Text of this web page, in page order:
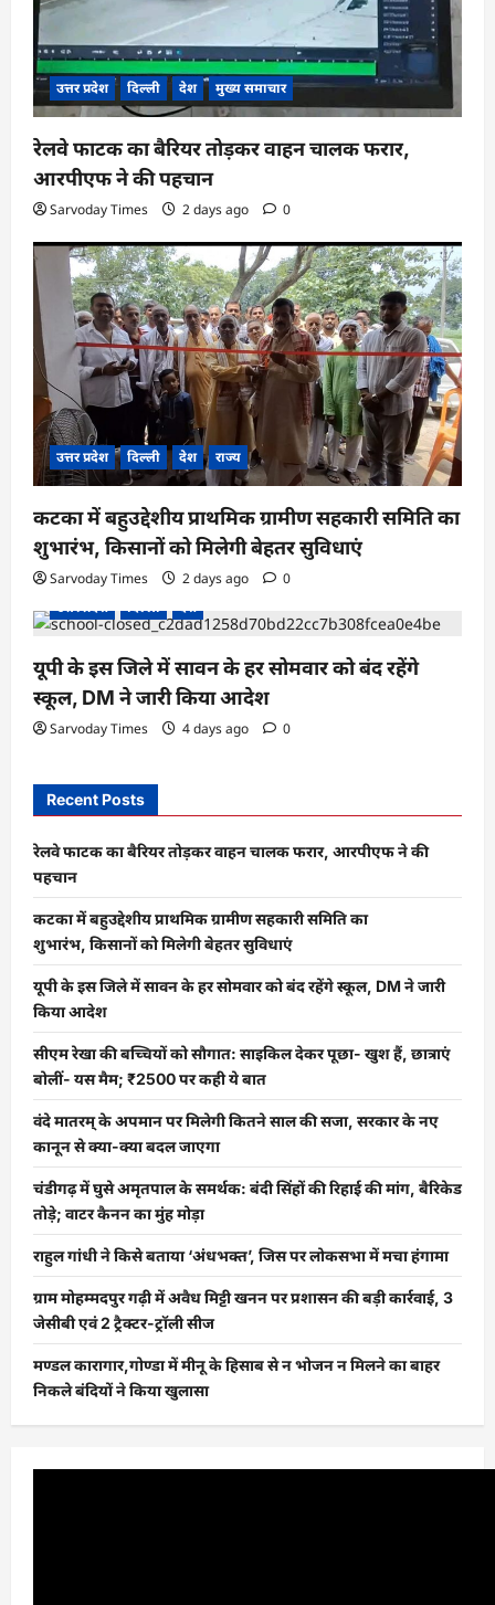
o
n
उत्तर प्रदेश दिल्ली देश मुख्य समाचार
रेलवे फाटक का बैरियर तोड़कर वाहन चालक फरार,
आरपीएफ ने की पहचान
Sarvoday Times 2 days ago 0
उत्तर प्रदेश दिल्ली देश राज्य
कटका में बहुउद्देशीय प्राथमिक ग्रामीण सहकारी समिति का
शुभारंभ, किसानों को मिलेगी बेहतर सुविधाएं
Sarvoday Times 2 days ago
0
उत्तर प्रदेश
दिल्ली देश
यूपी के इस जिले में सावन के हर सोमवार को बंद रहेंगे
स्कूल, DM ने जारी किया आदेश
Sarvoday Times 4 days ago 0
Recent Posts
रेलवे फाटक का बैरियर तोड़कर वाहन चालक फरार, आरपीएफ ने की
पहचान
कटका में बहुउद्देशीय प्राथमिक ग्रामीण सहकारी समिति का
शुभारंभ, किसानों को मिलेगी बेहतर सुविधाएं
यूपी के इस जिले में सावन के हर सोमवार को बंद रहेंगे स्कूल, DM ने जारी
किया आदेश
सीएम रेखा की बच्चियों को सौगात: साइकिल देकर पूछा- खुश हैं, छात्राएं
बोलीं- यस मैम; ₹2500 पर कही ये बात
वंदे मातरम् के अपमान पर मिलेगी कितने साल की सजा, सरकार के नए
कानून से क्या-क्या बदल जाएगा
चंडीगढ़ में घुसे अमृतपाल के समर्थक: बंदी सिंहों की रिहाई की मांग, बैरिकेड
तोड़े; वाटर कैनन का मुंह मोड़ा
राहुल गांधी ने किसे बताया ‘अंधभक्त’, जिस पर लोकसभा में मचा हंगामा
ग्राम मोहम्मदपुर गढ़ी में अवैध मिट्टी खनन पर प्रशासन की बड़ी कार्रवाई, 3
जेसीबी एवं 2 ट्रैक्टर-ट्रॉली सीज
मण्डल कारागार,गोण्डा में मीनू के हिसाब से न भोजन न मिलने का बाहर
निकले बंदियों ने किया खुलासा